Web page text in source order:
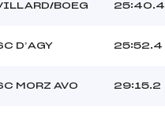
BOEG 25:40.4
D’AGY 25:52.4
MORZ AVO 29:15.2